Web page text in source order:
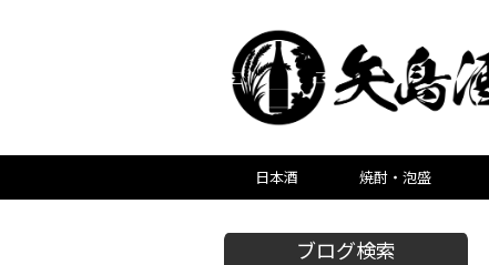
日本酒 焼酎・泡盛
ブログ検索